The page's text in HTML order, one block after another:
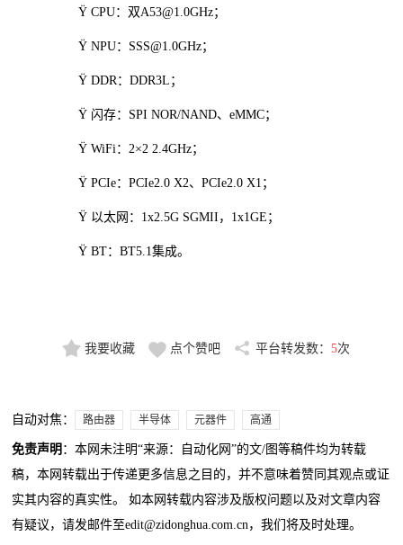
Ÿ CPU：双A53@1.0GHz；
Ÿ NPU：SSS@1.0GHz；
Ÿ DDR：DDR3L；
Ÿ 闪存：SPI NOR/NAND、eMMC；
Ÿ WiFi：2×2 2.4GHz；
Ÿ PCIe：PCIe2.0 X2、PCIe2.0 X1；
Ÿ 以太网：1x2.5G SGMII，1x1GE；
Ÿ BT：BT5.1集成。
我要收藏 点个赞吧 平台转发数： 5次
自动对焦： 路由器 半导体 元器件 高通
免责声明 ：本网未注明“来源：自动化网”的文/图等稿件均为转载
稿，本网转载出于传递更多信息之目的，并不意味着赞同其观点或证
实其内容的真实性。 如本网转载内容涉及版权问题以及对文章内容
有疑议，请发邮件至edit@zidonghua.com.cn，我们将及时处理。